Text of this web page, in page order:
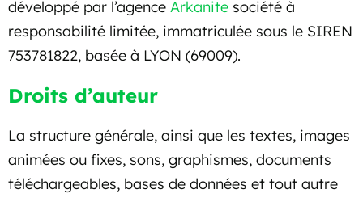
développé par l’agence Arkanite société à
responsabilité limitée, immatriculée sous le SIREN
753781822, basée à LYON (69009).
Droits d’auteur
La structure générale, ainsi que les textes, images
animées ou fixes, sons, graphismes, documents
téléchargeables, bases de données et tout autre